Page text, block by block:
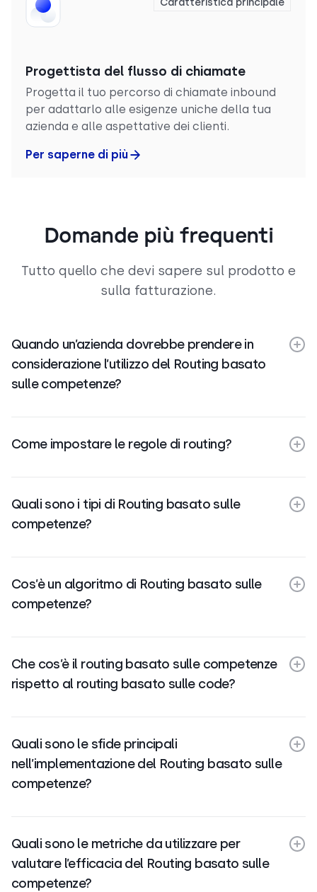
Progettista del flusso di chiamate
Progetta il tuo percorso di chiamate inbound
per adattarlo alle esigenze uniche della tua
azienda e alle aspettative dei clienti.
Per saperne di più
Domande più frequenti
Tutto quello che devi sapere sul prodotto e
sulla fatturazione.
Quando un’azienda dovrebbe prendere in
considerazione l’utilizzo del Routing basato
sulle competenze?
Come impostare le regole di routing?
Quali sono i tipi di Routing basato sulle
competenze?
Cos’è un algoritmo di Routing basato sulle
competenze?
Che cos’è il routing basato sulle competenze
rispetto al routing basato sulle code?
Quali sono le sfide principali
nell’implementazione del Routing basato sulle
competenze?
Quali sono le metriche da utilizzare per
valutare l’efficacia del Routing basato sulle
competenze?